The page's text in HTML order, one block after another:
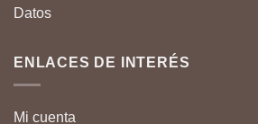
Datos
ENLACES DE INTERÉS
Mi cuenta